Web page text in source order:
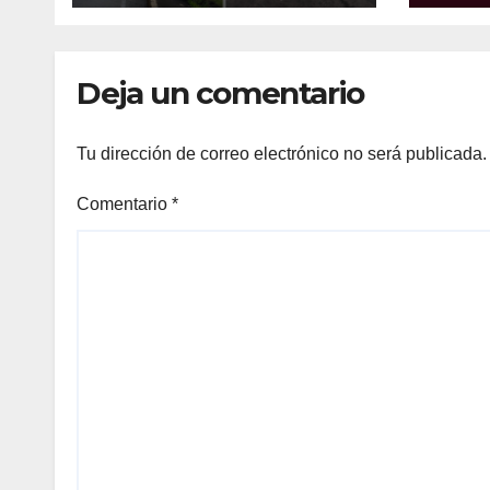
Deja un comentario
Tu dirección de correo electrónico no será publicada.
Comentario *